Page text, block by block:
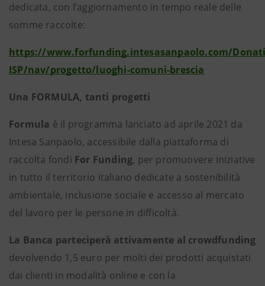
dedicata, con l’aggiornamento in tempo reale delle
somme raccolte:
https://www.forfunding.intesasanpaolo.com/
ISP/nav/progetto/luoghi-comuni-brescia
Una FORMULA, tanti progetti
Formula è il programma lanciato ad aprile 2021 da
Intesa Sanpaolo, accessibile dalla piattaforma di
raccolta fondi For Funding, per promuovere iniziative
in tutto il territorio italiano dedicate a sostenibilità
ambientale, inclusione sociale e accesso al mercato
del lavoro per le persone in difficoltà.
La Banca parteciperà attivamente al crowdfunding
devolvendo 1,5 euro per molti dei prodotti acquistati
dai clienti in modalità online e con la